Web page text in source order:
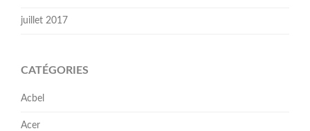
juillet 2017
CATÉGORIES
Acbel
Acer